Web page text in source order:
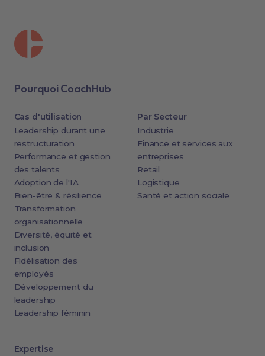
Pourquoi CoachHub
Cas d'utilisation
Leadership durant une
restructuration
Performance et gestion
des talents
Adoption de l'IA
Bien-être & résilience
Transformation
organisationnelle
Diversité, équité et
inclusion
Fidélisation des
employés
Développement du
leadership
Leadership féminin
Par Secteur
Industrie
Finance et services aux
entreprises
Retail
Logistique
Santé et action sociale
Expertise